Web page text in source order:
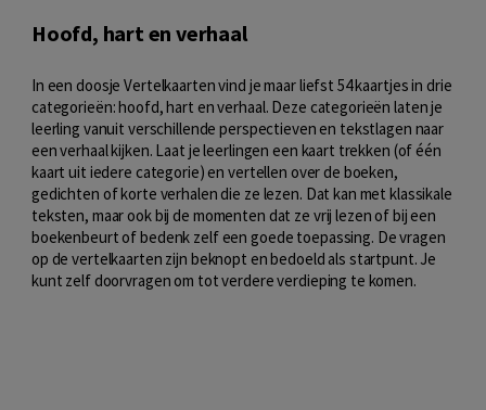
Hoofd, hart en verhaal
In een doosje Vertelkaarten vind je maar liefst 54 kaartjes in drie
categorieën: hoofd, hart en verhaal. Deze categorieën laten je
leerling vanuit verschillende perspectieven en tekstlagen naar
een verhaal kijken. Laat je leerlingen een kaart trekken (of één
kaart uit iedere categorie) en vertellen over de boeken,
gedichten of korte verhalen die ze lezen. Dat kan met klassikale
teksten, maar ook bij de momenten dat ze vrij lezen of bij een
boekenbeurt of bedenk zelf een goede toepassing. De vragen
op de vertelkaarten zijn beknopt en bedoeld als startpunt. Je
kunt zelf doorvragen om tot verdere verdieping te komen.